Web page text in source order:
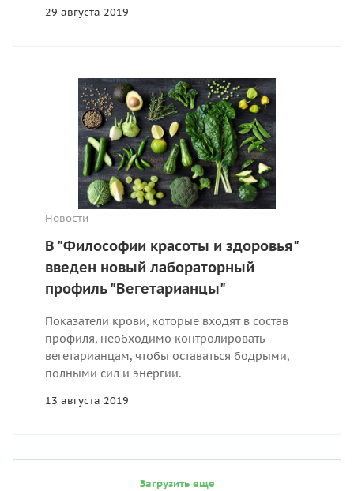
29 августа 2019
Новости
В "Философии красоты и здоровья"
введен новый лабораторный
профиль "Вегетарианцы"
Показатели крови, которые входят в состав
профиля, необходимо контролировать
вегетарианцам, чтобы оставаться бодрыми,
полными сил и энергии.
13 августа 2019
Загрузить еще